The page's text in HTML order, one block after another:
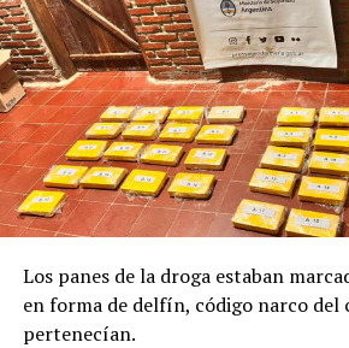
Los panes de la droga estaban
en forma de delfín, código narco del
pertenecían.